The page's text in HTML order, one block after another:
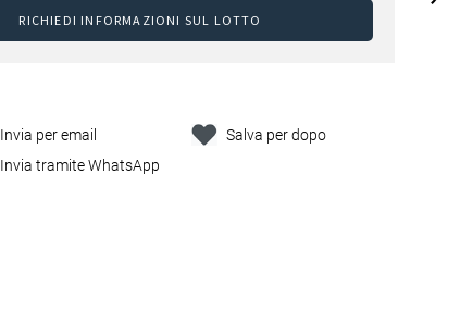
RICHIEDI INFORMAZIONI SUL LOTTO
Invia per email
Invia tramite WhatsApp
Salva per dopo